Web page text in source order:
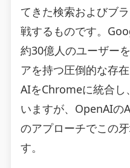
てきた検索およびブ
戦するものです。
約30億人のユーザー
アを持つ圧倒的な存
AIをChromeに統合し
いますが、OpenAIの
のアプローチでこの
す。